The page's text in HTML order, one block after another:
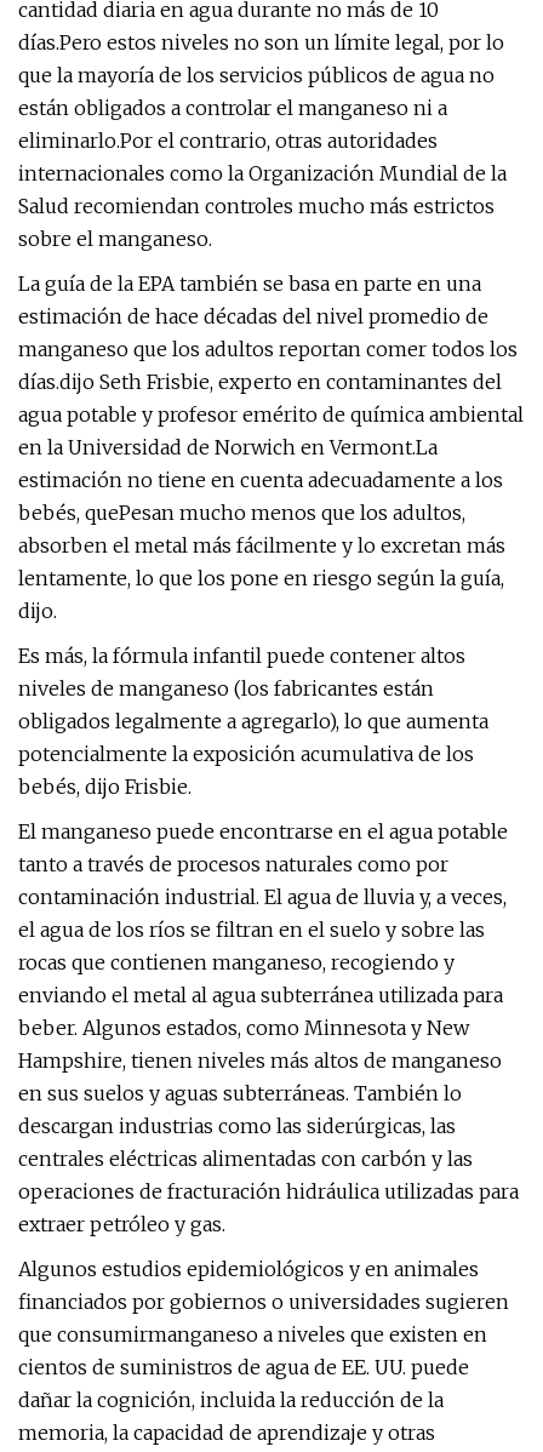
cantidad diaria en agua durante no más de 10
días.Pero estos niveles no son un límite legal, por lo
que la mayoría de los servicios públicos de agua no
están obligados a controlar el manganeso ni a
eliminarlo.Por el contrario, otras autoridades
internacionales como la Organización Mundial de la
Salud recomiendan controles mucho más estrictos
sobre el manganeso.
La guía de la EPA también se basa en parte en una
estimación de hace décadas del nivel promedio de
manganeso que los adultos reportan comer todos los
días.dijo Seth Frisbie, experto en contaminantes del
agua potable y profesor emérito de química ambiental
en la Universidad de Norwich en Vermont.La
estimación no tiene en cuenta adecuadamente a los
bebés, quePesan mucho menos que los adultos,
absorben el metal más fácilmente y lo excretan más
lentamente, lo que los pone en riesgo según la guía,
dijo.
Es más, la fórmula infantil puede contener altos
niveles de manganeso (los fabricantes están
obligados legalmente a agregarlo), lo que aumenta
potencialmente la exposición acumulativa de los
bebés, dijo Frisbie.
El manganeso puede encontrarse en el agua potable
tanto a través de procesos naturales como por
contaminación industrial. El agua de lluvia y, a veces,
el agua de los ríos se filtran en el suelo y sobre las
rocas que contienen manganeso, recogiendo y
enviando el metal al agua subterránea utilizada para
beber. Algunos estados, como Minnesota y New
Hampshire, tienen niveles más altos de manganeso
en sus suelos y aguas subterráneas. También lo
descargan industrias como las siderúrgicas, las
centrales eléctricas alimentadas con carbón y las
operaciones de fracturación hidráulica utilizadas para
extraer petróleo y gas.
Algunos estudios epidemiológicos y en animales
financiados por gobiernos o universidades sugieren
que consumirmanganeso a niveles que existen en
cientos de suministros de agua de EE. UU. puede
dañar la cognición, incluida la reducción de la
memoria, la capacidad de aprendizaje y otras